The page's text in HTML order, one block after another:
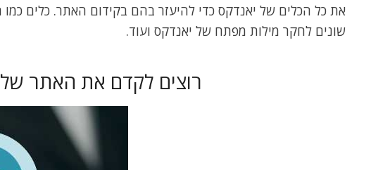
את כל הכלים של יאנדקס כדי להיעזר בהם בקידום האתר. כלים
שונים לחקר מילות מפתח של יאנדקס ועוד.
רוצים לקדם את האתר